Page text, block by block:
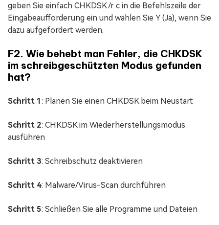
geben Sie einfach CHKDSK /r c in die Befehlszeile der
Eingabeaufforderung ein und wählen Sie Y (Ja), wenn Sie
dazu aufgefordert werden.
F2. Wie behebt man Fehler, die CHKDSK
im schreibgeschützten Modus gefunden
hat?
Schritt 1: Planen Sie einen CHKDSK beim Neustart
Schritt 2: CHKDSK im Wiederherstellungsmodus
ausführen
Schritt 3: Schreibschutz deaktivieren
Schritt 4: Malware/Virus-Scan durchführen
Schritt 5: Schließen Sie alle Programme und Dateien